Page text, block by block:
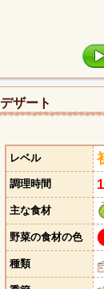
ザート
レベル
調理時間
主な食材
野菜の食材の色
種類